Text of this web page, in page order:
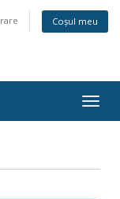
Coșul meu